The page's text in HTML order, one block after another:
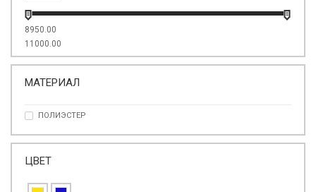
8950.00
11000.00
МАТЕРИАЛ
ПОЛИЭСТЕР
ЦВЕТ